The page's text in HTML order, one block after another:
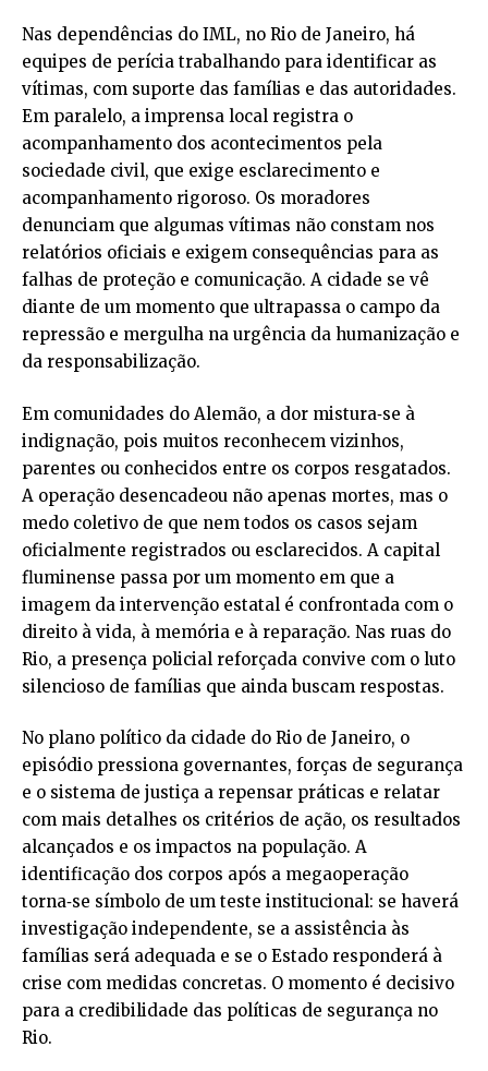
Nas dependências do IML, no Rio de Janeiro, há
equipes de perícia trabalhando para identificar as
vítimas, com suporte das famílias e das autoridades.
Em paralelo, a imprensa local registra o
acompanhamento dos acontecimentos pela
sociedade civil, que exige esclarecimento e
acompanhamento rigoroso. Os moradores
denunciam que algumas vítimas não constam nos
relatórios oficiais e exigem consequências para as
falhas de proteção e comunicação. A cidade se vê
diante de um momento que ultrapassa o campo da
repressão e mergulha na urgência da humanização e
da responsabilização.
Em comunidades do Alemão, a dor mistura‑se à
indignação, pois muitos reconhecem vizinhos,
parentes ou conhecidos entre os corpos resgatados.
A operação desencadeou não apenas mortes, mas o
medo coletivo de que nem todos os casos sejam
oficialmente registrados ou esclarecidos. A capital
fluminense passa por um momento em que a
imagem da intervenção estatal é confrontada com o
direito à vida, à memória e à reparação. Nas ruas do
Rio, a presença policial reforçada convive com o luto
silencioso de famílias que ainda buscam respostas.
No plano político da cidade do Rio de Janeiro, o
episódio pressiona governantes, forças de segurança
e o sistema de justiça a repensar práticas e relatar
com mais detalhes os critérios de ação, os resultados
alcançados e os impactos na população. A
identificação dos corpos após a megaoperação
torna‑se símbolo de um teste institucional: se haverá
investigação independente, se a assistência às
famílias será adequada e se o Estado responderá à
crise com medidas concretas. O momento é decisivo
para a credibilidade das políticas de segurança no
Rio.